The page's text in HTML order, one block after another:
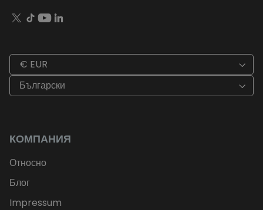
€ EUR
Български
КОМПАНИЯ
Относно
Блог
Impressum